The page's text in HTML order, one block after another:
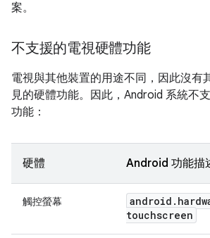
案。
不支援的電視硬體功能
電視與其他裝置的用途不同，因此沒有
見的硬體功能。因此，Android 系統不
功能：
硬體 Android 功能描
觸控螢幕 android .
touchscreen